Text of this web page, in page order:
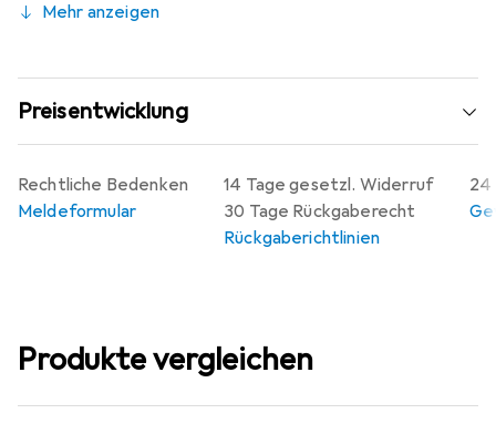
Mehr anzeigen
Preisentwicklung
14 Tage gesetzl. Widerruf
30 Tage Rückgaberecht
Rückgaberichtlinien
24
Rechtliche Bedenken
Meldeformular
Produkte vergleichen